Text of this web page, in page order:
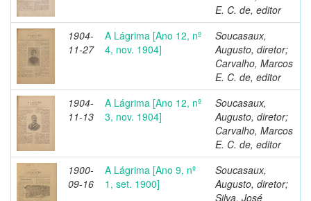
E. C. de, editor
1904-
11-27
A Lágrima [Ano 12, nº
4, nov. 1904]
Soucasaux,
Augusto, diretor;
Carvalho, Marcos
E. C. de, editor
1904-
11-13
A Lágrima [Ano 12, nº
3, nov. 1904]
Soucasaux,
Augusto, diretor;
Carvalho, Marcos
E. C. de, editor
1900-
09-16
A Lágrima [Ano 9, nº
1, set. 1900]
Soucasaux,
Augusto, diretor;
Silva, José